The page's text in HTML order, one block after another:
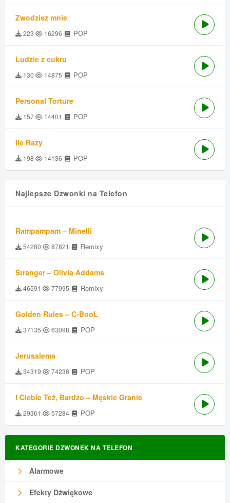
Zwodzisz mnie
223 16296 POP
Ludzie z cukru
130 14875 POP
Personal Torture
157 14401 POP
Ile Razy
198 14136 POP
Najlepsze Dzwonki na Telefon
Rampampam – Minelli
54280 87821 Remixy
Stranger – Olivia Addams
46591 77995 Remixy
Golden Rules – C-BooL
37135 63098 POP
Jerusalema
34319 74238 POP
I Ciebie Też, Bardzo – Męskie Granie
29361 57284 POP
KATEGORIE DZWONEK NA TELEFON
Alarmowe
Efekty Dźwiękowe